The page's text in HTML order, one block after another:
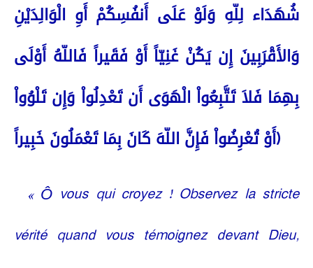
شُهَدَاء لِلّهِ وَلَوْ عَلَى أَنفُسِكُمْ أَوِ الْوَالِدَيْنِ
وَالأَقْرَبِينَ إِن يَكُنْ غَنِيّاً أَوْ فَقَيراً فَاللّهُ أَوْلَى
بِهِمَا فَلاَ تَتَّبِعُواْ الْهَوَى أَن تَعْدِلُواْ وَإِن تَلْوُواْ
أَوْ تُعْرِضُواْ فَإِنَّ اللّهَ كَانَ بِمَا تَعْمَلُونَ خَبِيراً)
« Ô vous qui croyez ! Observez la stricte
vérité quand vous témoignez devant Dieu,